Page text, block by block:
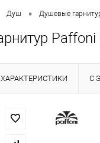
Душ • Душевые
Paffoni
ХАРАКТЕРИСТИКИ С